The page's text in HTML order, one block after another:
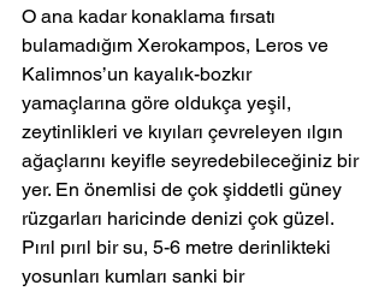
O ana kadar konaklama fırsatı
bulamadığım Xerokampos, Leros ve
Kalimnos’un kayalık-bozkır
yamaçlarına göre oldukça yeşil,
zeytinlikleri ve kıyıları çevreleyen ılgın
ağaçlarını keyifle seyredebileceğiniz bir
yer. En önemlisi de çok şiddetli güney
rüzgarları haricinde denizi çok güzel.
Pırıl pırıl bir su, 5-6 metre derinlikteki
yosunları kumları sanki bir